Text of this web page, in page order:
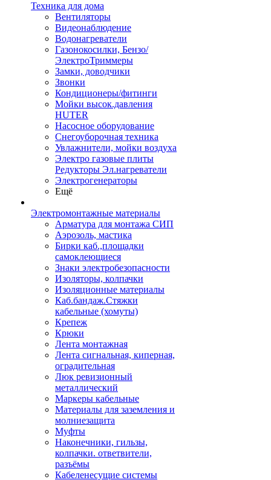
Техника для дома
Вентиляторы
Видеонаблюдение
Водонагреватели
Газонокосилки, Бензо/
ЭлектроТриммеры
Замки, доводчики
Звонки
Кондиционеры/фитинги
Мойки высок.давления
HUTER
Насосное оборудование
Снегоуборочная техника
Увлажнители, мойки воздуха
Электро газовые плиты
Редукторы Эл.нагреватели
Электрогенераторы
Ещё
Электромонтажные материалы
Арматура для монтажа СИП
Аэрозоль, мастика
Бирки каб.,площадки
самоклеющиеся
Знаки электробезопасности
Изоляторы, колпачки
Изоляционные материалы
Каб.бандаж.Стяжки
кабельные (хомуты)
Крепеж
Крюки
Лента монтажная
Лента сигнальная, киперная,
оградительная
Люк ревизионный
металлический
Маркеры кабельные
Материалы для заземления и
молниезащита
Муфты
Наконечники, гильзы,
колпачки. ответвители,
разъёмы
Кабеленесущие системы